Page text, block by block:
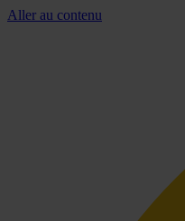
Aller au contenu